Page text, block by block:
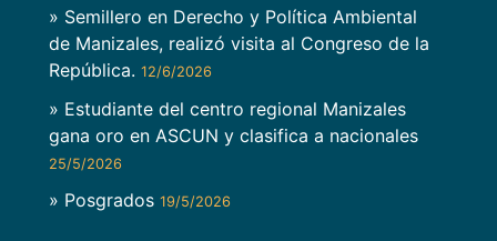
» Semillero en Derecho y Política Ambiental
de Manizales, realizó visita al Congreso de la
República. 12/6/2026
» Estudiante del centro regional Manizales
gana oro en ASCUN y clasifica a nacionales
25/5/2026
» Posgrados 19/5/2026